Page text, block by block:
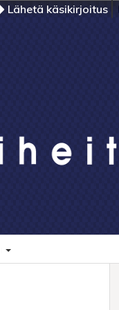
Lähetä käsikirjoitus